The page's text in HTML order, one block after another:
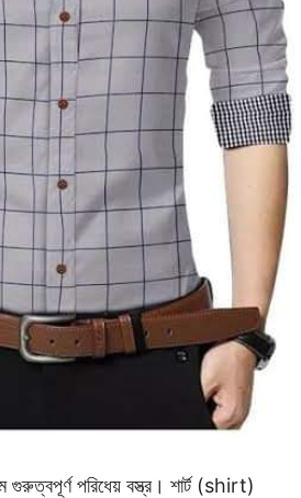
গুরুত্বপূর্ণ পরিধেয় বস্ত্র। শার্ট (shirt)